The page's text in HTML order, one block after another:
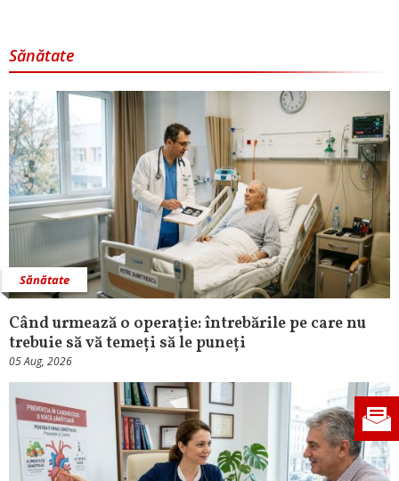
Sănătate
Sănătate
Când urmează o operație: întrebările pe care nu
trebuie să vă temeți să le puneți
05 Aug, 2026